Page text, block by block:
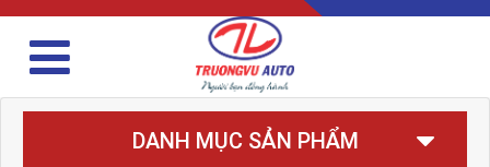
DANH MỤC SẢN PHẨM